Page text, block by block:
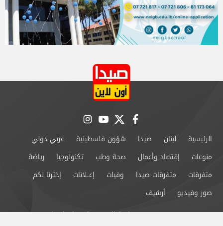
facebook
twitter
youtube
instagram
الرئيسية لبنان صيدا شؤون فلسطينية
عربي دولي
منوعات
إقتصاد وأعمال صحة وطب تكنولوجيا
رياضة
متفرقات
متفرقات صيدا وفيات إعــلانات
إخترنا لكم
صور وفيديو
أرشيف
من نحن
سياسة الخصوصية اتصل بنا